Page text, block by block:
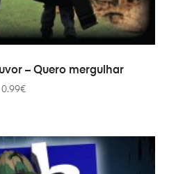
DO KOŠÍKA
– Quero mergulhar
0.99€